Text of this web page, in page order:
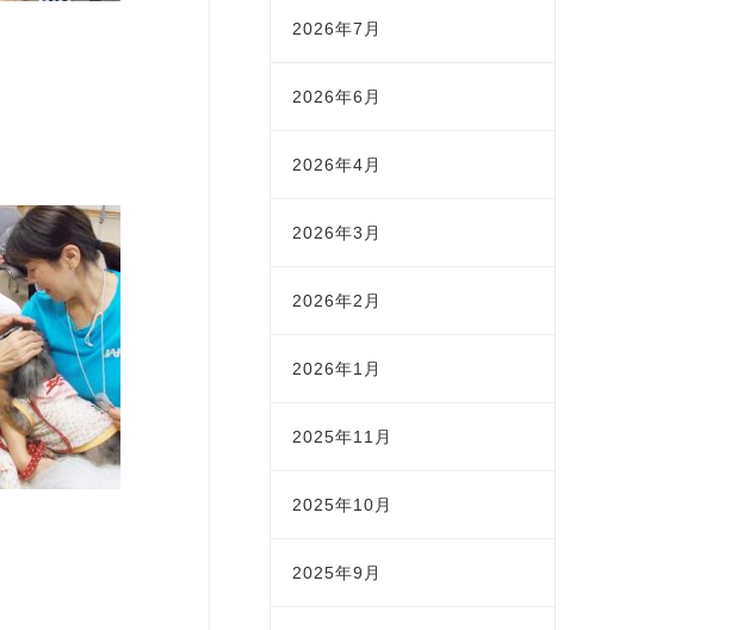
2026年7月
2026年6月
2026年4月
2026年3月
2026年2月
2026年1月
2025年11月
2025年10月
2025年9月